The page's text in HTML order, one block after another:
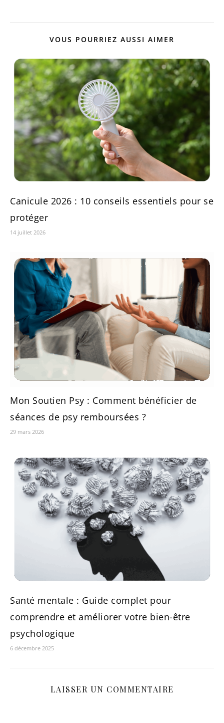
VOUS POURRIEZ AUSSI AIMER
Canicule 2026 : 10 conseils essentiels pour se
protéger
14 juillet 2026
Mon Soutien Psy : Comment bénéficier de
séances de psy remboursées ?
29 mars 2026
Santé mentale : Guide complet pour
comprendre et améliorer votre bien-être
psychologique
6 décembre 2025
LAISSER UN COMMENTAIRE